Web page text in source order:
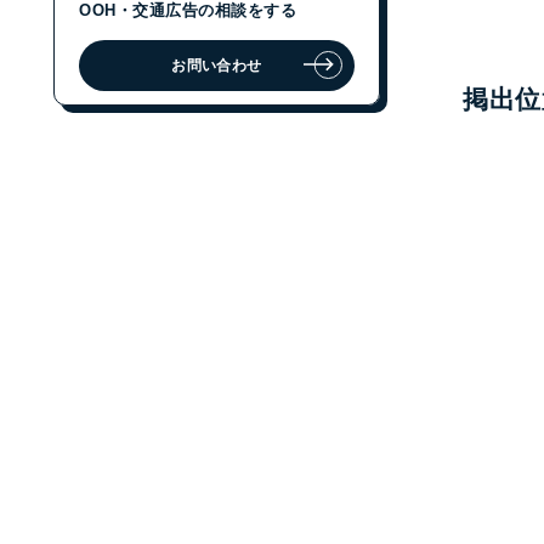
ジェイアール東日本企画に
OOH・交通広告の相談をする
掲出
OOH・交通広告の相談をする
お問い合わせ